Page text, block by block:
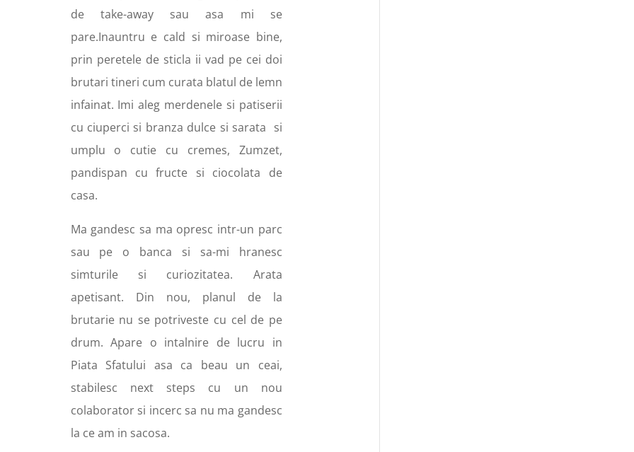
de take-away sau asa mi se
pare.Inauntru e cald si miroase bine,
prin peretele de sticla ii vad pe cei doi
brutari tineri cum curata blatul de lemn
infainat. Imi aleg merdenele si patiserii
cu ciuperci si branza dulce si sarata si
umplu o cutie cu cremes, Zumzet,
pandispan cu fructe si ciocolata de
casa.
Ma gandesc sa ma opresc intr-un parc
sau pe o banca si sa-mi hranesc
simturile si curiozitatea. Arata
apetisant. Din nou, planul de la
brutarie nu se potriveste cu cel de pe
drum. Apare o intalnire de lucru in
Piata Sfatului asa ca beau un ceai,
stabilesc next steps cu un nou
colaborator si incerc sa nu ma gandesc
la ce am in sacosa.